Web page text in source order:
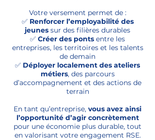
Votre versement permet de :
✅ Renforcer l’employabilité des
jeunes sur des filières durables
✅ Créer des ponts entre les
entreprises, les territoires et les talents
de demain
✅ Déployer localement des ateliers
métiers, des parcours
d’accompagnement et des actions de
terrain
En tant qu’entreprise, vous avez ainsi
l’opportunité d’agir concrètement
pour une économie plus durable, tout
en valorisant votre engagement RSE.